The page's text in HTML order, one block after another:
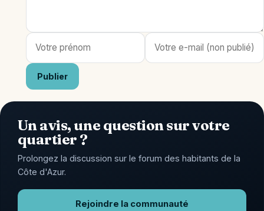
Publier
Un avis, une question sur votre
quartier ?
Prolongez la discussion sur le forum des habitants de la
Côte d'Azur.
Rejoindre la communauté